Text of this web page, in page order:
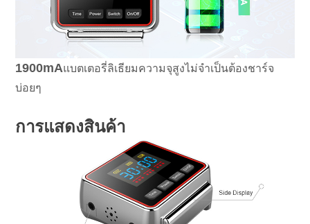
1900mAแบตเตอรี่ลิเธียมความจุสูงไม่จำเป็นต้องชาร์จ
บ่อยๆ
การแสดงสินค้า